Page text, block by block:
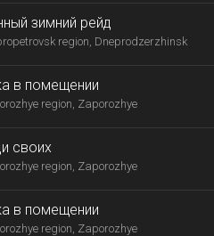
зимний рейд
region, Dneprodzerzhinsk
в помещении
region, Zaporozhye
своих
region, Zaporozhye
в помещении
region, Zaporozhye